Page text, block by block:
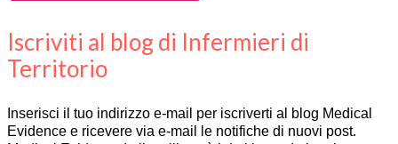
Iscriviti al blog di Infermieri di
Territorio
Inserisci il tuo indirizzo e-mail per iscriverti al blog Medical
Evidence e ricevere via e-mail le notifiche di nuovi post.